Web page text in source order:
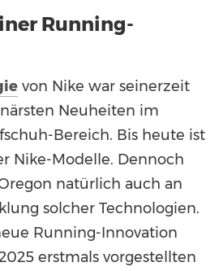
Running-
von Nike war seinerzeit
Neuheiten im
Bereich. Bis heute ist
Nike-Modelle. Dennoch
natürlich auch an
solcher Technologien.
Running-Innovation
erstmals vorgestellten